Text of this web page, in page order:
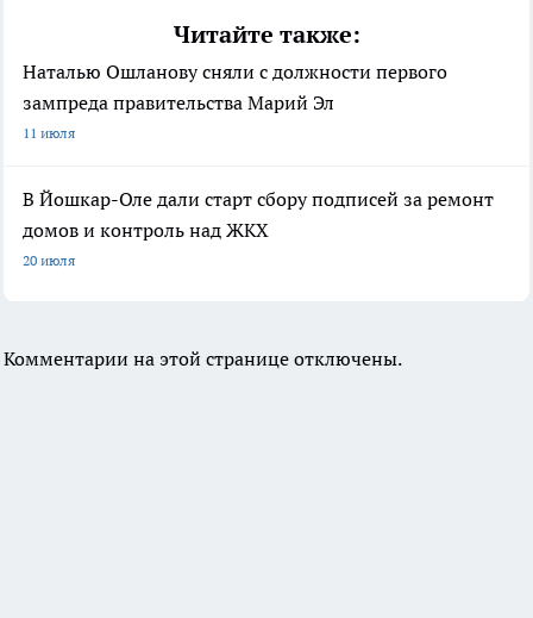
Читайте также:
Наталью Ошланову сняли с должности первого
зампреда правительства Марий Эл
11 июля
В Йошкар-Оле дали старт сбору подписей за ремонт
домов и контроль над ЖКХ
20 июля
Комментарии на этой странице отключены.